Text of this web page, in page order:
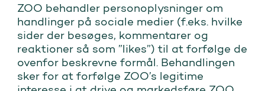
ZOO behandler personoplysninger om
handlinger på sociale medier (f.eks. hvilke
sider der besøges, kommentarer og
reaktioner så som ”likes”) til at forfølge de
ovenfor beskrevne formål. Behandlingen
sker for at forfølge ZOO’s legitime